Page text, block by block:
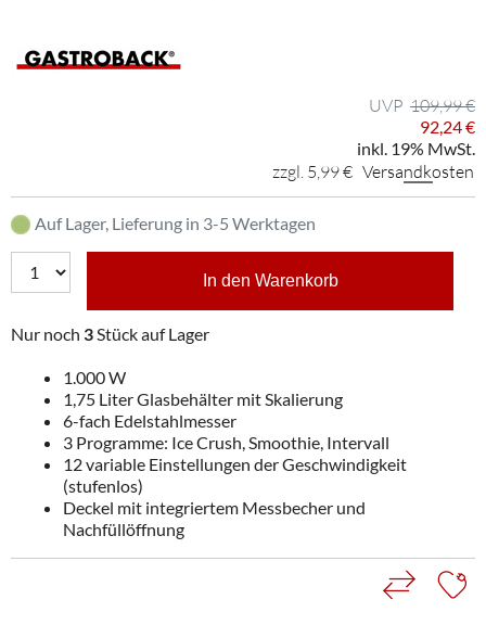
109,99 €
92,24 €
inkl. 19% MwSt.
zzgl. 5,99 € Versandkosten
Auf Lager, Lieferung in 3-5 Werktagen
In den Warenkorb
Nur noch 3Stück auf Lager
1.000 W
1,75 Liter Glasbehälter mit Skalierung
6-fach Edelstahlmesser
3 Programme: Ice Crush, Smoothie, Intervall
12 variable Einstellungen der Geschwindigkeit
(stufenlos)
Deckel mit integriertem Messbecher und
Nachfüllöffnung